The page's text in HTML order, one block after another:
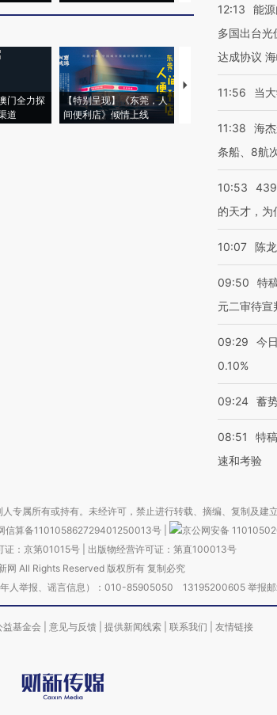
门全力探
道
【特别呈现】《东莞，人
间便利店》倾情上线
【推广】走进第四届
会，让数智科技“链”
12:13
能
多国出台光
达成协议
11:56 当
11:38
海
条船、8航
10:53
的天才，为
10:07 陈
09:50
特
元二审待宣
09:29
今
0.10%
09:24 蓄
08:51
特
速和考验
专属所有或持有。未经许可，禁止进行转载、摘编、复制及建立
信算备110105862729401250013号
京公网安备
证：京第01015号| 出版物经营许可证：第直100013号
网 All Rights Reserved 版权所有 复制必究
年人举报、谣言信息）：010-85905050 13195200605 举报
益基金会 意见与反馈 提供新闻线索 联系我们 友情链接